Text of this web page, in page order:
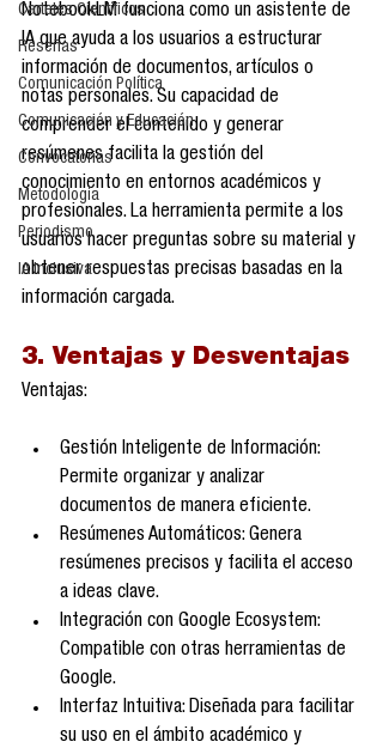
Carteles Científicos
Reseñas
Comunicación Política
Comunicación y Educación
Convocatorias
Metodología
Periodismo
IA Inclusiva
NotebookLM funciona como un asistente de
IA que ayuda a los usuarios a estructurar
información de documentos, artículos o
notas personales. Su capacidad de
comprender el contenido y generar
resúmenes facilita la gestión del
conocimiento en entornos académicos y
profesionales. La herramienta permite a los
usuarios hacer preguntas sobre su material y
obtener respuestas precisas basadas en la
información cargada.
3. Ventajas y Desventajas
Ventajas:
Gestión Inteligente de Información:
Permite organizar y analizar
documentos de manera eficiente.
Resúmenes Automáticos: Genera
resúmenes precisos y facilita el acceso
a ideas clave.
Integración con Google Ecosystem:
Compatible con otras herramientas de
Google.
Interfaz Intuitiva: Diseñada para facilitar
su uso en el ámbito académico y